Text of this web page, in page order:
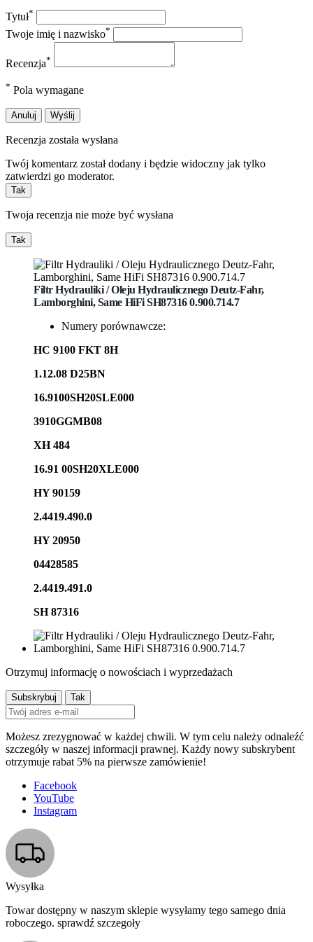
Tytuł*
Twoje imię i nazwisko*
Recenzja*
* Pola wymagane
Anuluj Wyślij
Recenzja została wysłana
Twój komentarz został dodany i będzie widoczny jak tylko
zatwierdzi go moderator.
Tak
Twoja recenzja nie może być wysłana
Tak
Filtr Hydrauliki / Oleju Hydraulicznego Deutz-Fahr,
Lamborghini, Same HiFiSH87316 0.900.714.7
Numery porównawcze:
HC 9100 FKT 8H
1.12.08 D25BN
16.9100SH20SLE000
3910GGMB08
XH 484
16.91 00SH20XLE000
HY 90159
2.4419.490.0
HY 20950
04428585
2.4419.491.0
SH 87316
Otrzymuj informację o nowościach i wyprzedażach
Możesz zrezygnować w każdej chwili. W tym celu należy odnaleźć
szczegóły w naszej informacji prawnej. Każdy nowy subskrybent
otrzymuje rabat 5% na pierwsze zamówienie!
Facebook
YouTube
Instagram
Wysyłka
Towar dostępny w naszym sklepie wysyłamy tego samego dnia
roboczego. sprawdź szczegoły